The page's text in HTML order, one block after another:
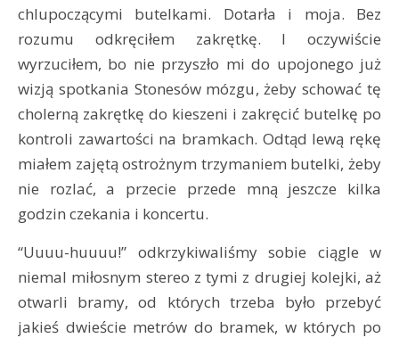
chlupoczącymi butelkami. Dotarła i moja. Bez
rozumu odkręciłem zakrętkę. I oczywiście
wyrzuciłem, bo nie przyszło mi do upojonego już
wizją spotkania Stonesów mózgu, żeby schować tę
cholerną zakrętkę do kieszeni i zakręcić butelkę po
kontroli zawartości na bramkach. Odtąd lewą rękę
miałem zajętą ostrożnym trzymaniem butelki, żeby
nie rozlać, a przecie przede mną jeszcze kilka
godzin czekania i koncertu.
“Uuuu-huuuu!” odkrzykiwaliśmy sobie ciągle w
niemal miłosnym stereo z tymi z drugiej kolejki, aż
otwarli bramy, od których trzeba było przebyć
jakieś dwieście metrów do bramek, w których po